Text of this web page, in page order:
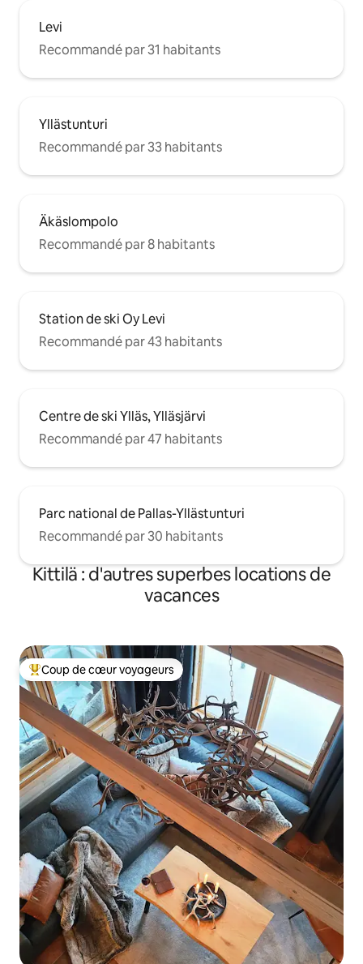
Levi
Recommandé par 31 habitants
Yllästunturi
Recommandé par 33 habitants
Äkäslompolo
Recommandé par 8 habitants
Station de ski Oy Levi
Recommandé par 43 habitants
Centre de ski Ylläs, Ylläsjärvi
Recommandé par 47 habitants
Parc national de Pallas-Yllästunturi
Recommandé par 30 habitants
Kittilä : d'autres superbes locations de
vacances
Coups de cœur voyageurs les plus appréciés
Coup de cœur voyageurs